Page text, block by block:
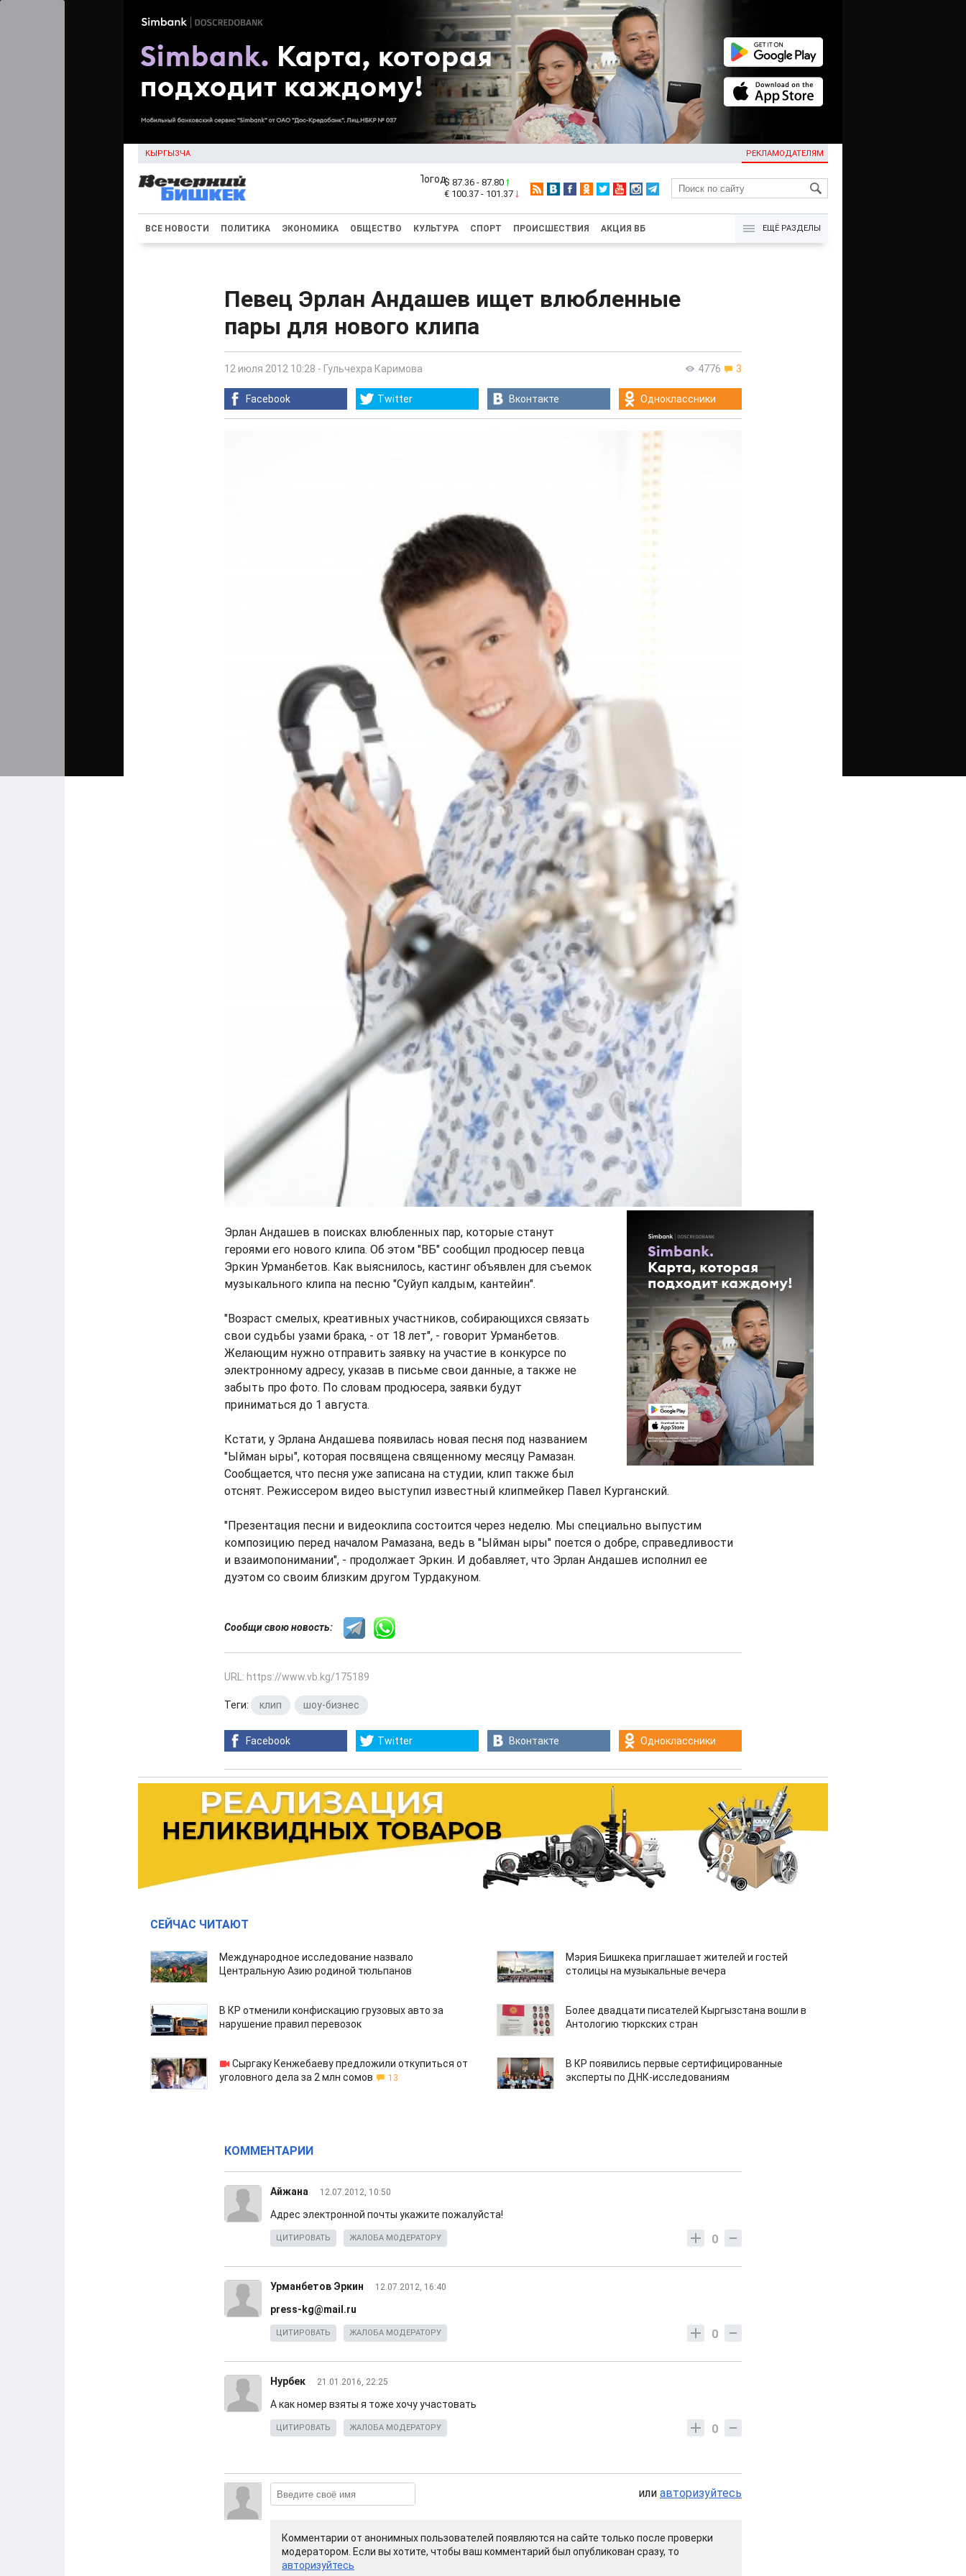
КЫРГЫЗЧА РЕКЛАМОДАТЕЛЯМ
KG
$ 87.36 - 87.80
€ 100.37 - 101.37
ВСЕ НОВОСТИ ПОЛИТИКА ЭКОНОМИКА ОБЩЕСТВО КУЛЬТУРА СПОРТ ПРОИСШЕСТВИЯ АКЦИЯ ВБ ЕЩЁ РАЗДЕЛЫ
Певец Эрлан Андашев ищет влюбленные
пары для нового клипа
4776 3
12 июля 2012 10:28 - Гульчехра Каримова
Facebook Twitter Вконтакте Одноклассники
Эрлан Андашев в поисках влюбленных пар, которые станут
героями его нового клипа. Об этом "ВБ" сообщил продюсер певца
Эркин Урманбетов. Как выяснилось, кастинг объявлен для съемок
музыкального клипа на песню "Суйуп калдым, кантейин".
"Возраст смелых, креативных участников, собирающихся связать
свои судьбы узами брака, - от 18 лет", - говорит Урманбетов.
Желающим нужно отправить заявку на участие в конкурсе по
электронному адресу, указав в письме свои данные, а также не
забыть про фото. По словам продюсера, заявки будут
приниматься до 1 августа.
Кстати, у Эрлана Андашева появилась новая песня под названием
"Ыйман ыры", которая посвящена священному месяцу Рамазан.
Сообщается, что песня уже записана на студии, клип также был
отснят. Режиссером видео выступил известный клипмейкер Павел Курганский.
"Презентация песни и видеоклипа состоится через неделю. Мы специально выпустим
композицию перед началом Рамазана, ведь в "Ыйман ыры" поется о добре, справедливости
и взаимопонимании", - продолжает Эркин. И добавляет, что Эрлан Андашев исполнил ее
дуэтом со своим близким другом Турдакуном.
Сообщи свою новость:
URL: https://www.vb.kg/175189
Теги: клип шоу-бизнес
Facebook Twitter Вконтакте Одноклассники
СЕЙЧАС ЧИТАЮТ
Международное исследование назвало
Центральную Азию родиной тюльпанов
Мэрия Бишкека приглашает жителей и гостей
столицы на музыкальные вечера
В КР отменили конфискацию грузовых авто за
нарушение правил перевозок
Более двадцати писателей Кыргызстана вошли в
Антологию тюркских стран
Сыргаку Кенжебаеву предложили откупиться от
уголовного дела за 2 млн сомов
13
В КР появились первые сертифицированные
эксперты по ДНК-исследованиям
КОММЕНТАРИИ
Айжана 12.07.2012, 10:50
Адрес электронной почты укажите пожалуйста!
0
ЦИТИРОВАТЬ ЖАЛОБА МОДЕРАТОРУ
Урманбетов Эркин 12.07.2012, 16:40
press-kg@mail.ru
0
ЦИТИРОВАТЬ ЖАЛОБА МОДЕРАТОРУ
Нурбек 21.01.2016, 22:25
А как номер взяты я тоже хочу участовать
0
ЦИТИРОВАТЬ ЖАЛОБА МОДЕРАТОРУ
или авторизуйтесь
Комментарии от анонимных пользователей появляются на сайте только после проверки
модератором. Если вы хотите, чтобы ваш комментарий был опубликован сразу, то
авторизуйтесь